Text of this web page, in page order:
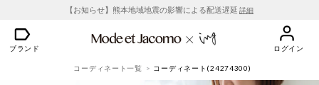
【お知らせ】熊本地域地震の影響による配送遅延 詳細
ブランド ログイン
コーディネート一覧 コーディネート(24274300)